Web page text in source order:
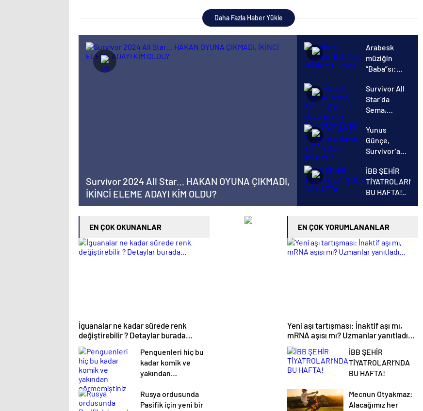
Daha Fazla Haber Yükle
Survivor 2024 All Star… HAKAN OYUNA ÇIKMADI,
İKİNCİ ELEME ADAYI KİM OLDU?
Arabesk
müziğin
“Baba”sı:
Gürses
Survivor All
Star’da
Sema,
Şiddet
Uygulayınca
Diskalifiye
Yunus
Günçe,
Survivor’a
edilmediğini
iddia etti
İBB ŞEHİR
TİYATROLARI’NDA
BU HAFTA!..
EN ÇOK OKUNANLAR
İguanalar ne kadar sürede renk
değiştirebilir ? Detaylar burada…
Penguenleri hiç bu
kadar komik ve
yakından
Rusya ordusunda
Pasifik için yeni bir
EN ÇOK YORUMLANANLAR
Yeni aşı tartışması: İnaktif aşı mı,
mRNA aşısı mı? Uzmanlar yanıtladı…
İBB ŞEHİR
TİYATROLARI’NDA
BU HAFTA!
Mecnun Otyakmaz:
Alacağımız her